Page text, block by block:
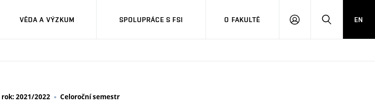
VĚDA A VÝZKUM SPOLUPRÁCE S FSI O FAKULTĚ
PŘIHLÁŠENÍHLEDAT
EN
rok: 2021/2022 Celoroční semestr